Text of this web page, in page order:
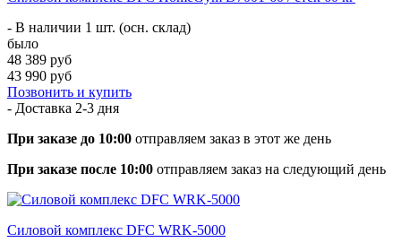
- В наличии 1 шт. (осн. склад)
было
48 389 руб
43 990 руб
Позвонить и купить
- Доставка 2-3 дня
При заказе до 10:00 отправляем заказ в этот же день
При заказе после 10:00 отправляем заказ на следующий день
Силовой комплекс DFC WRK-5000